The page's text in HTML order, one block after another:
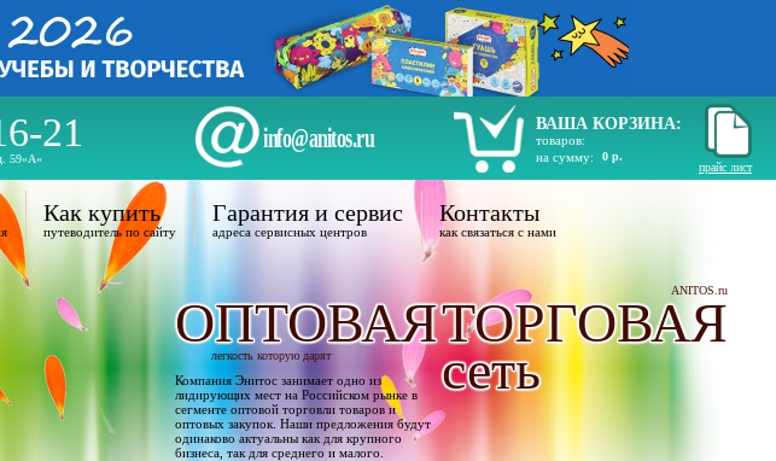
21
59«А»
info@anitos.ru
ВАША КОРЗИНА:
товаров:
на сумму:
0 р.
прайс лист
Как купить
путеводитель по сайту
Гарантия и сервис
адреса сервисных центров
Контакты
как связаться с нами
ANITOS.ru
ОПТОВАЯТОРГОВАЯ
легкость которую дарят
Компания Энитос занимает одно из
лидирующих мест на Российском рынке в
сегменте оптовой торговли товаров и
оптовых закупок. Наши предложения будут
одинаково актуальны как для крупного
бизнеса, так для среднего и малого.
сеть